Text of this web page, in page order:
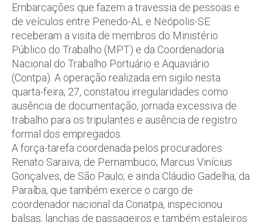
Embarcações que fazem a travessia de pessoas e
de veículos entre Penedo-AL e Neópolis-SE
receberam a visita de membros do Ministério
Público do Trabalho (MPT) e da Coordenadoria
Nacional do Trabalho Portuário e Aquaviário
(Contpa). A operação realizada em sigilo nesta
quarta-feira, 27, constatou irregularidades como
ausência de documentação, jornada excessiva de
trabalho para os tripulantes e ausência de registro
formal dos empregados.
A força-tarefa coordenada pelos procuradores
Renato Saraiva, de Pernambuco; Marcus Vinícius
Gonçalves, de São Paulo; e ainda Cláudio Gadelha, da
Paraíba, que também exerce o cargo de
coordenador nacional da Conatpa, inspecionou
balsas, lanchas de passageiros e também estaleiros